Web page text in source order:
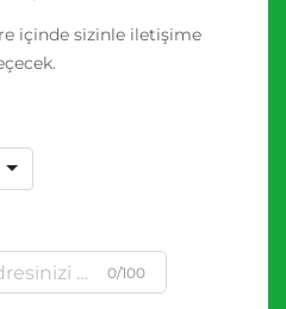
içinde sizinle iletişime
0/100